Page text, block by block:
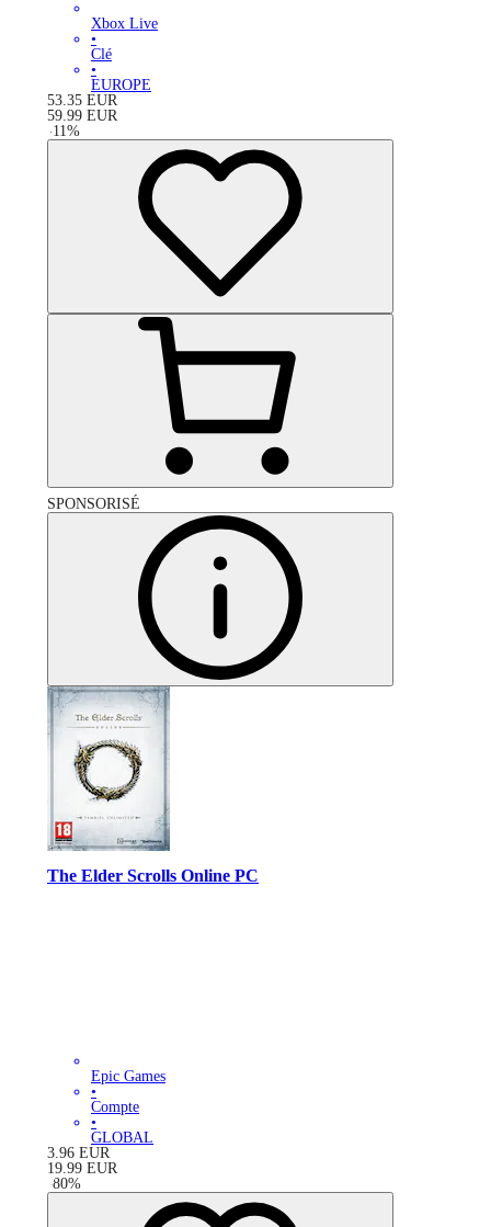
Xbox Live
•
Clé
•
EUROPE
53.35 EUR
59.99 EUR
-11%
SPONSORISÉ
The Elder Scrolls Online PC
Epic Games
•
Compte
•
GLOBAL
3.96 EUR
19.99 EUR
-80%